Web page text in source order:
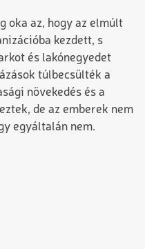
oka az, hogy az elmúlt
kezdett, s
és lakónegyedet
túlbecsülték a
növekedés és a
de az emberek nem
egyáltalán nem.